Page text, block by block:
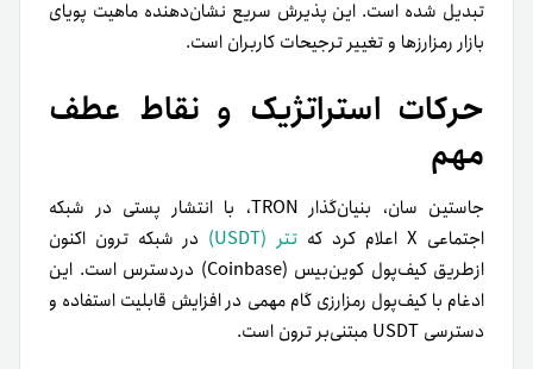
تبدیل شده است. این پذیرش سریع نشان‌دهنده ماهیت پویای
بازار رمزارزها و تغییر ترجیحات کاربران است.
حرکات استراتژیک و نقاط عطف
مهم
جاستین سان، بنیان‌گذار TRON، با انتشار پستی در شبکه
اجتماعی X اعلام کرد که
تتر (USDT)
در شبکه ترون اکنون
ازطریق کیف‌پول کوین‌بیس (Coinbase) دردسترس است. این
ادغام با کیف‌پول رمزارزی گام مهمی در افزایش قابلیت استفاده و
دسترسی USDT مبتنی‌بر ترون است.